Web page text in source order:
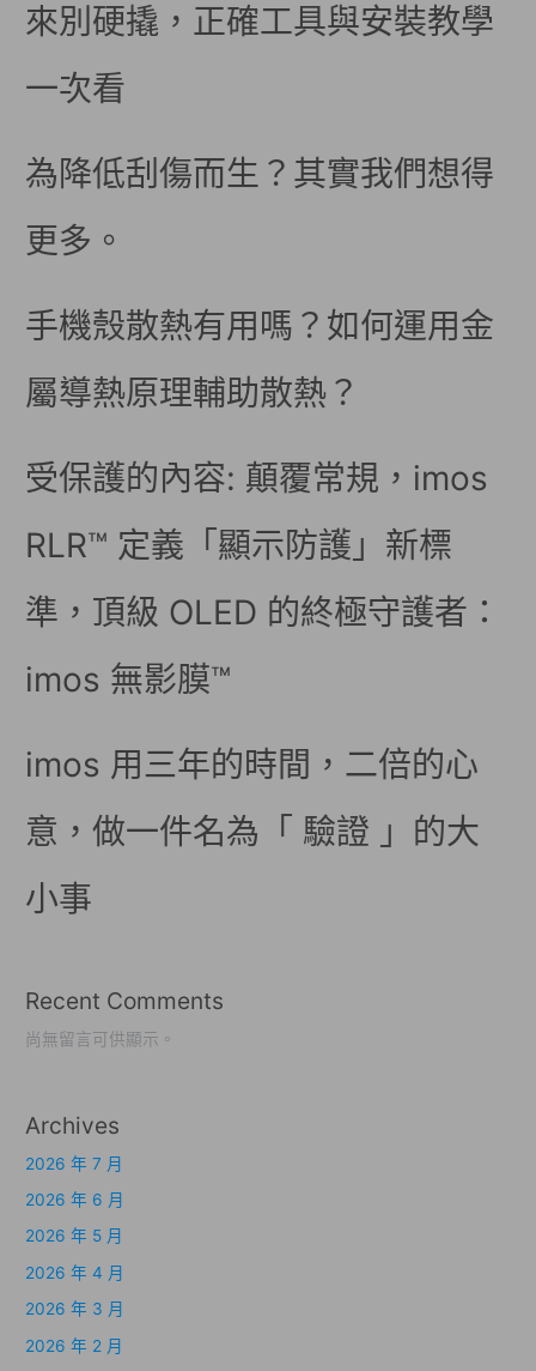
來別硬撬，正確工具與安裝教學
一次看
為降低刮傷而生？其實我們想得
更多。
手機殼散熱有用嗎？如何運用金
屬導熱原理輔助散熱？
受保護的內容: 顛覆常規，imos
RLR™ 定義「顯示防護」新標
準，頂級 OLED 的終極守護者：
imos 無影膜™
imos 用三年的時間，二倍的心
意，做一件名為「 驗證 」的大
小事
Recent Comments
尚無留言可供顯示。
Archives
2026 年 7 月
2026 年 6 月
2026 年 5 月
2026 年 4 月
2026 年 3 月
2026 年 2 月